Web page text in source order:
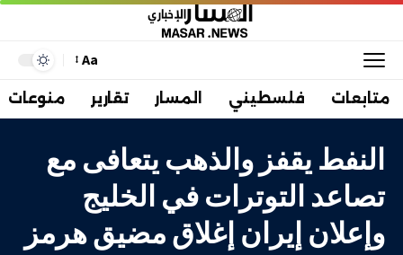
Aa
متابعات فلسطيني المسار تقارير منوعات
النفط يقفز والذهب يتعافى مع
تصاعد التوترات في الخليج
وإعلان إيران إغلاق مضيق هرمز